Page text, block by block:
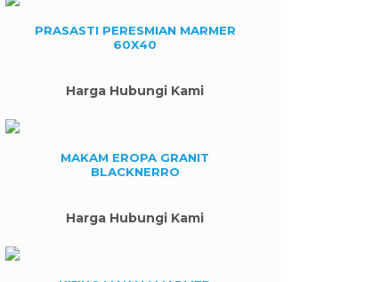
PRASASTI PERESMIAN MARMER
60X40
Harga Hubungi Kami
MAKAM EROPA GRANIT
BLACKNERRO
Harga Hubungi Kami